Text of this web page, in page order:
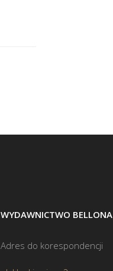
WYDAWNICTWO BELLONA
Adres do korespondencji